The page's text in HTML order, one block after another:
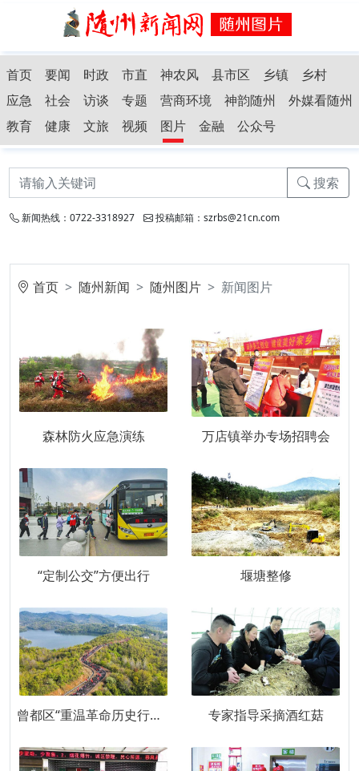
首页 要闻 时政 市直 神农风 县市区 乡镇
乡村
应急
社会 访谈 专题 营商环境 神韵随州
外媒看随州
教育
健康 文旅 视频 图片 金融 公众号
搜索
新闻热线：0722-3318927 投稿邮箱：szrbs@21cn.com
首页 随州新闻 随州图片 新闻图片
森林防火应急演练 万店镇举办专场招聘会
“定制公交”方便出行 堰塘整修
曾都区“重温革命历史行走红色路线”干部职工登山活动 专家指导采摘酒红菇